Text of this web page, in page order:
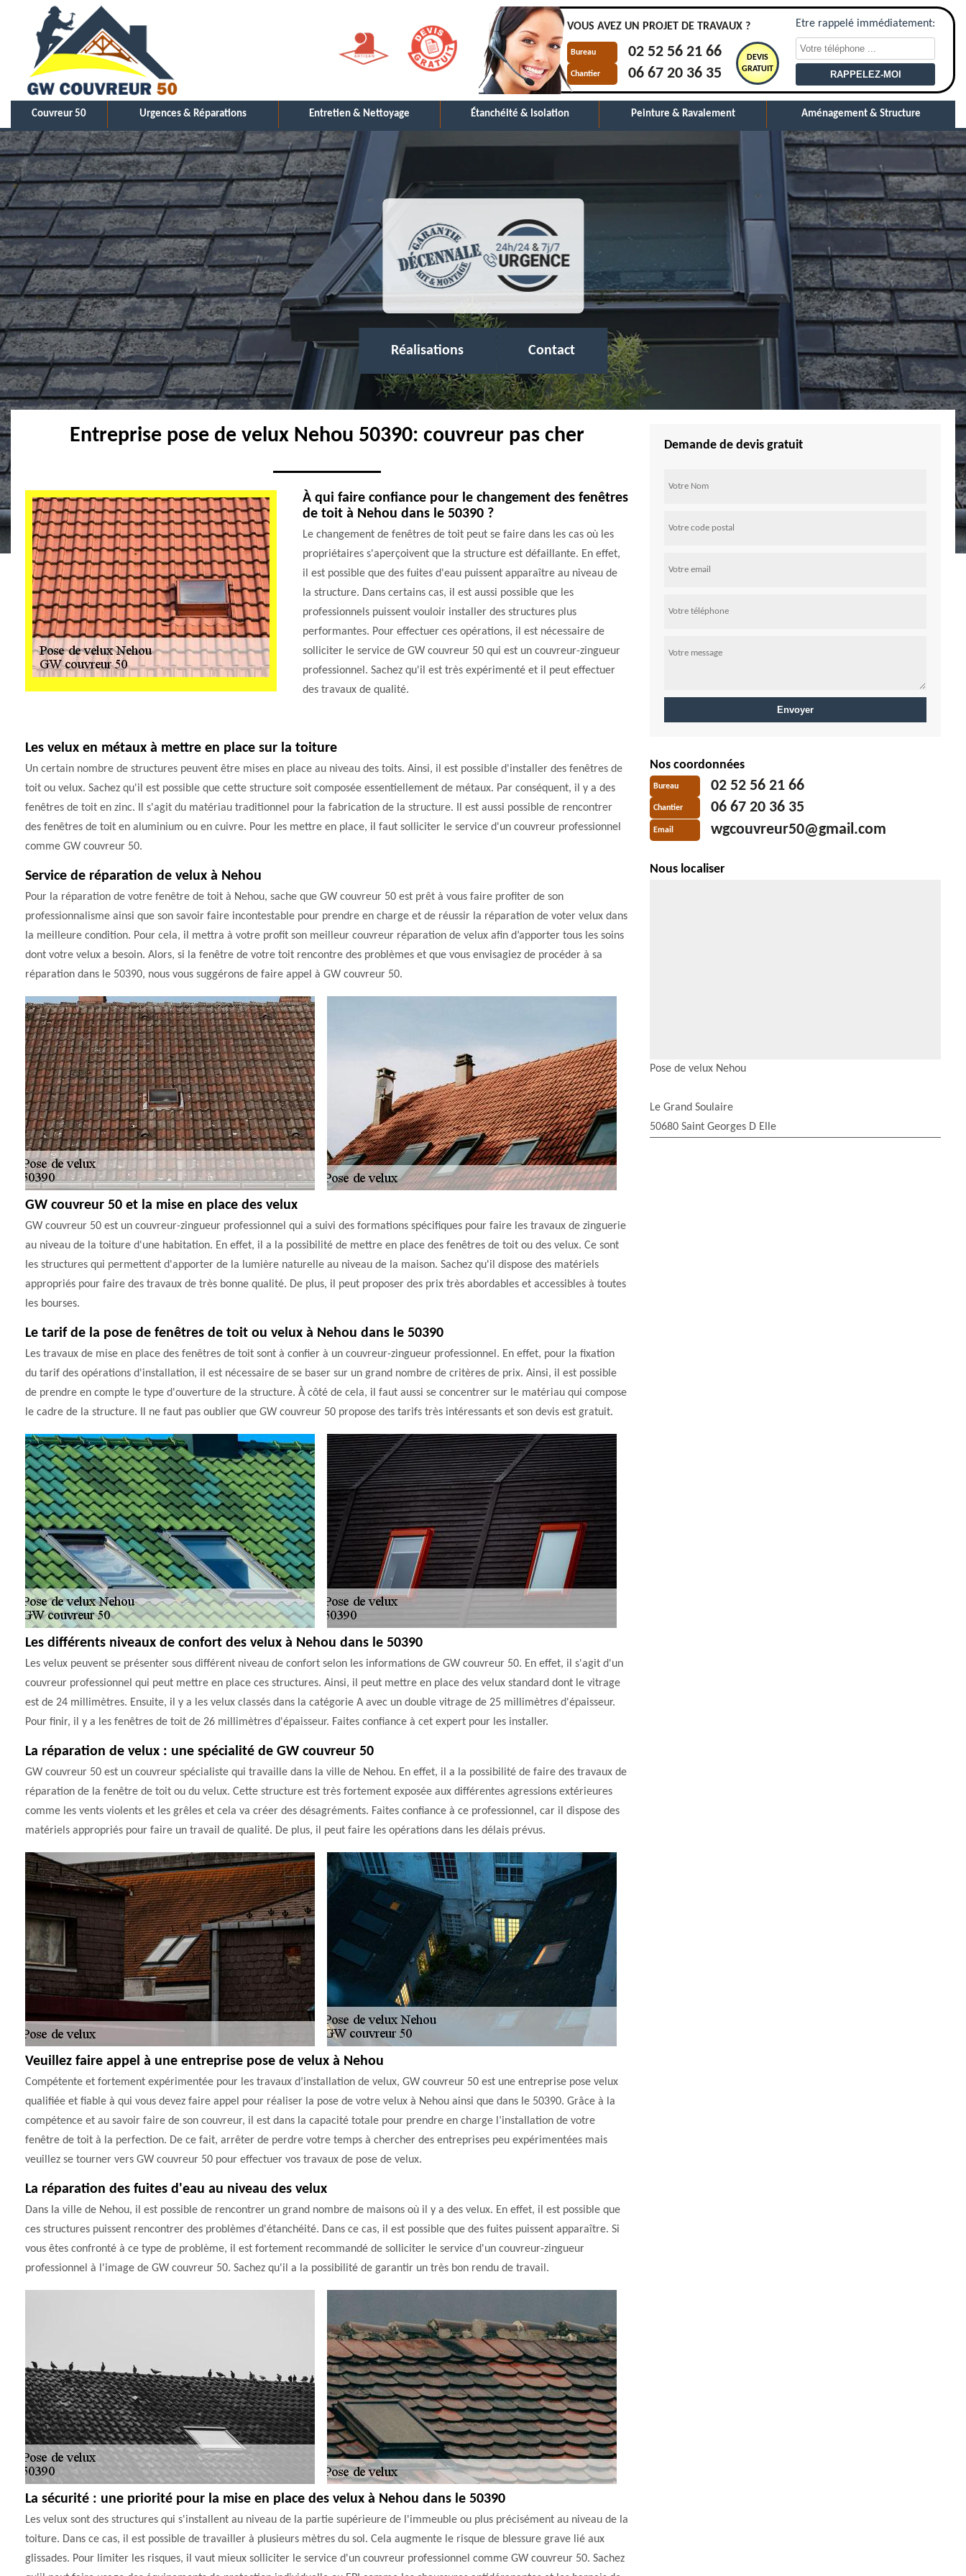
VOUS AVEZ UN PROJET DE TRAVAUX ?
Bureau 02 52 56 21 66
Chantier 06 67 20 36 35
DEVIS
GRATUIT
Etre rappelé immédiatement:
Couvreur 50 Urgences & Réparations Entretien & Nettoyage Étanchéité & Isolation Peinture & Ravalement Aménagement & Structure
Réalisations Contact
Entreprise pose de velux Nehou 50390: couvreur pas cher
À qui faire confiance pour le changement des fenêtres
de toit à Nehou dans le 50390 ?
Le changement de fenêtres de toit peut se faire dans les cas où les
propriétaires s'aperçoivent que la structure est défaillante. En effet,
il est possible que des fuites d'eau puissent apparaître au niveau de
la structure. Dans certains cas, il est aussi possible que les
professionnels puissent vouloir installer des structures plus
performantes. Pour effectuer ces opérations, il est nécessaire de
solliciter le service de GW couvreur 50 qui est un couvreur-zingueur
professionnel. Sachez qu'il est très expérimenté et il peut effectuer
des travaux de qualité.
Les velux en métaux à mettre en place sur la toiture
Un certain nombre de structures peuvent être mises en place au niveau des toits. Ainsi, il est possible d'installer des fenêtres de
toit ou velux. Sachez qu'il est possible que cette structure soit composée essentiellement de métaux. Par conséquent, il y a des
fenêtres de toit en zinc. Il s'agit du matériau traditionnel pour la fabrication de la structure. Il est aussi possible de rencontrer
des fenêtres de toit en aluminium ou en cuivre. Pour les mettre en place, il faut solliciter le service d'un couvreur professionnel
comme GW couvreur 50.
Service de réparation de velux à Nehou
Pour la réparation de votre fenêtre de toit à Nehou, sache que GW couvreur 50 est prêt à vous faire profiter de son
professionnalisme ainsi que son savoir faire incontestable pour prendre en charge et de réussir la réparation de voter velux dans
la meilleure condition. Pour cela, il mettra à votre profit son meilleur couvreur réparation de velux afin d’apporter tous les soins
dont votre velux a besoin. Alors, si la fenêtre de votre toit rencontre des problèmes et que vous envisagiez de procéder à sa
réparation dans le 50390, nous vous suggérons de faire appel à GW couvreur 50.
GW couvreur 50 et la mise en place des velux
GW couvreur 50 est un couvreur-zingueur professionnel qui a suivi des formations spécifiques pour faire les travaux de zinguerie
au niveau de la toiture d'une habitation. En effet, il a la possibilité de mettre en place des fenêtres de toit ou des velux. Ce sont
les structures qui permettent d'apporter de la lumière naturelle au niveau de la maison. Sachez qu'il dispose des matériels
appropriés pour faire des travaux de très bonne qualité. De plus, il peut proposer des prix très abordables et accessibles à toutes
les bourses.
Le tarif de la pose de fenêtres de toit ou velux à Nehou dans le 50390
Les travaux de mise en place des fenêtres de toit sont à confier à un couvreur-zingueur professionnel. En effet, pour la fixation
du tarif des opérations d'installation, il est nécessaire de se baser sur un grand nombre de critères de prix. Ainsi, il est possible
de prendre en compte le type d'ouverture de la structure. À côté de cela, il faut aussi se concentrer sur le matériau qui compose
le cadre de la structure. Il ne faut pas oublier que GW couvreur 50 propose des tarifs très intéressants et son devis est gratuit.
Les différents niveaux de confort des velux à Nehou dans le 50390
Les velux peuvent se présenter sous différent niveau de confort selon les informations de GW couvreur 50. En effet, il s'agit d'un
couvreur professionnel qui peut mettre en place ces structures. Ainsi, il peut mettre en place des velux standard dont le vitrage
est de 24 millimètres. Ensuite, il y a les velux classés dans la catégorie A avec un double vitrage de 25 millimètres d'épaisseur.
Pour finir, il y a les fenêtres de toit de 26 millimètres d'épaisseur. Faites confiance à cet expert pour les installer.
La réparation de velux : une spécialité de GW couvreur 50
GW couvreur 50 est un couvreur spécialiste qui travaille dans la ville de Nehou. En effet, il a la possibilité de faire des travaux de
réparation de la fenêtre de toit ou du velux. Cette structure est très fortement exposée aux différentes agressions extérieures
comme les vents violents et les grêles et cela va créer des désagréments. Faites confiance à ce professionnel, car il dispose des
matériels appropriés pour faire un travail de qualité. De plus, il peut faire les opérations dans les délais prévus.
Veuillez faire appel à une entreprise pose de velux à Nehou
Compétente et fortement expérimentée pour les travaux d’installation de velux, GW couvreur 50 est une entreprise pose velux
qualifiée et fiable à qui vous devez faire appel pour réaliser la pose de votre velux à Nehou ainsi que dans le 50390. Grâce à la
compétence et au savoir faire de son couvreur, il est dans la capacité totale pour prendre en charge l’installation de votre
fenêtre de toit à la perfection. De ce fait, arrêter de perdre votre temps à chercher des entreprises peu expérimentées mais
veuillez se tourner vers GW couvreur 50 pour effectuer vos travaux de pose de velux.
La réparation des fuites d'eau au niveau des velux
Dans la ville de Nehou, il est possible de rencontrer un grand nombre de maisons où il y a des velux. En effet, il est possible que
ces structures puissent rencontrer des problèmes d'étanchéité. Dans ce cas, il est possible que des fuites puissent apparaître. Si
vous êtes confronté à ce type de problème, il est fortement recommandé de solliciter le service d'un couvreur-zingueur
professionnel à l'image de GW couvreur 50. Sachez qu'il a la possibilité de garantir un très bon rendu de travail.
La sécurité : une priorité pour la mise en place des velux à Nehou dans le 50390
Les velux sont des structures qui s'installent au niveau de la partie supérieure de l'immeuble ou plus précisément au niveau de la
toiture. Dans ce cas, il est possible de travailler à plusieurs mètres du sol. Cela augmente le risque de blessure grave lié aux
glissades. Pour limiter les risques, il vaut mieux solliciter le service d'un couvreur professionnel comme GW couvreur 50. Sachez
Demande de devis gratuit
Nos coordonnées
Bureau 02 52 56 21 66
Chantier 06 67 20 36 35
Email wgcouvreur50@gmail.com
Nous localiser
Pose de velux Nehou
Le Grand Soulaire
50680 Saint Georges D Elle